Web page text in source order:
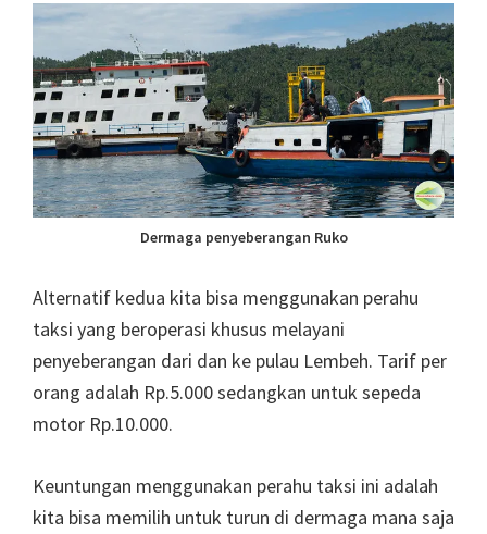
Dermaga penyeberangan Ruko
Alternatif kedua kita bisa menggunakan perahu
taksi yang beroperasi khusus melayani
penyeberangan dari dan ke pulau Lembeh. Tarif per
orang adalah Rp.5.000 sedangkan untuk sepeda
motor Rp.10.000.
Keuntungan menggunakan perahu taksi ini adalah
kita bisa memilih untuk turun di dermaga mana saja